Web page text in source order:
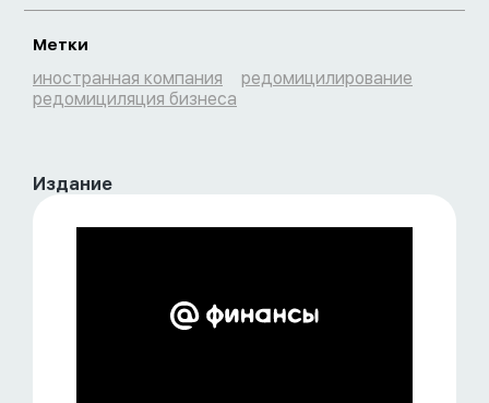
Метки
иностранная компания
редомицилирование
редомициляция бизнеса
Издание